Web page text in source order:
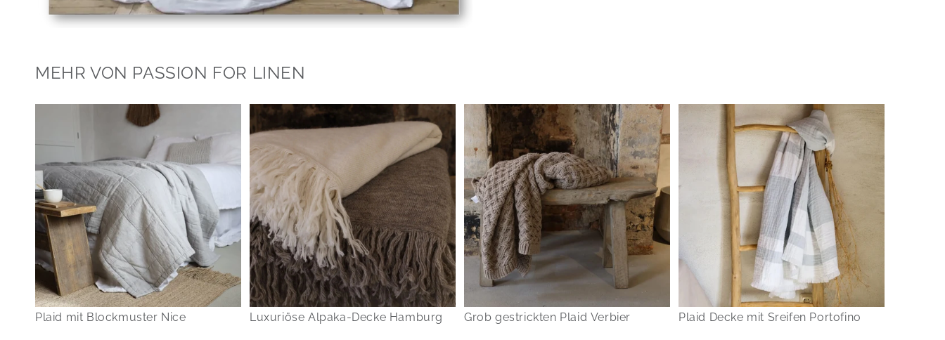
MEHR VON PASSION FOR LINEN
Plaid mit Blockmuster Nice Luxuriöse Alpaka-Decke Hamburg Grob gestrickten Plaid Verbier Plaid Decke mit Sreifen Portofino